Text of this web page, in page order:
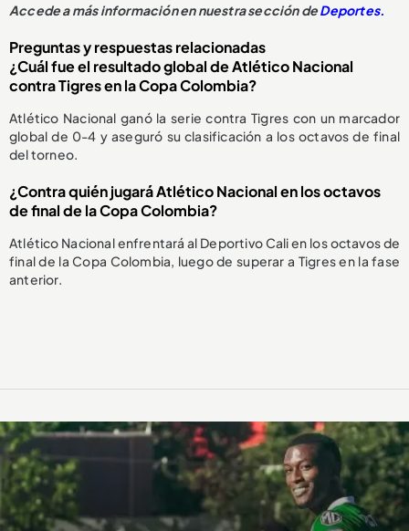
Accede a más información en nuestra sección deDeportes.
Preguntas y respuestas relacionadas
¿Cuál fue el resultado global de Atlético Nacional
contra Tigres en la Copa Colombia?
Atlético Nacional ganó la serie contra Tigres con un marcador
global de 0-4 y aseguró su clasificación a los octavos de final
del torneo.
¿Contra quién jugará Atlético Nacional en los octavos
de final de la Copa Colombia?
Atlético Nacional enfrentará al Deportivo Cali en los octavos de
final de la Copa Colombia, luego de superar a Tigres en la fase
anterior.